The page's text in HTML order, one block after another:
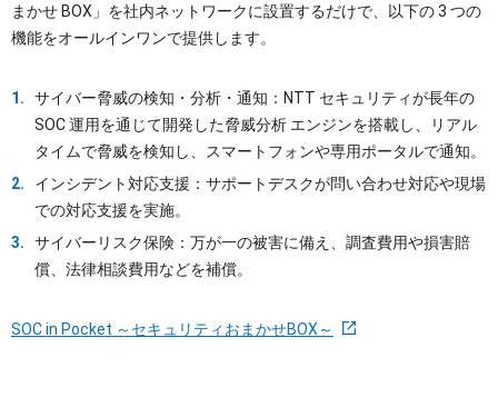
まかせ BOX」を社内ネットワークに設置するだけで、以下の 3 つの
機能をオールインワンで提供します。
サイバー脅威の検知・分析・通知：NTT セキュリティが長年の
SOC 運用を通じて開発した脅威分析 エンジンを搭載し、リアル
タイムで脅威を検知し、スマートフォンや専用ポータルで通知。
インシデント対応支援：サポートデスクが問い合わせ対応や現場
での対応支援を実施。
サイバーリスク保険：万が一の被害に備え、調査費用や損害賠
償、法律相談費用などを補償。
SOC in Pocket ～セキュリティおまかせBOX～